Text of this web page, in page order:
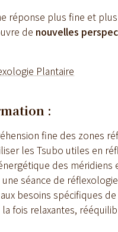
réponse plus fine et
de nouvelles
Plantaire
:
fine des zones
les Tsubo utiles en
des méridiens
séance de
besoins spécifiques
la fois relaxantes,